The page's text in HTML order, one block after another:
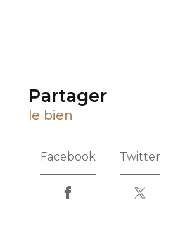
partager
le bien
Facebook Twitter